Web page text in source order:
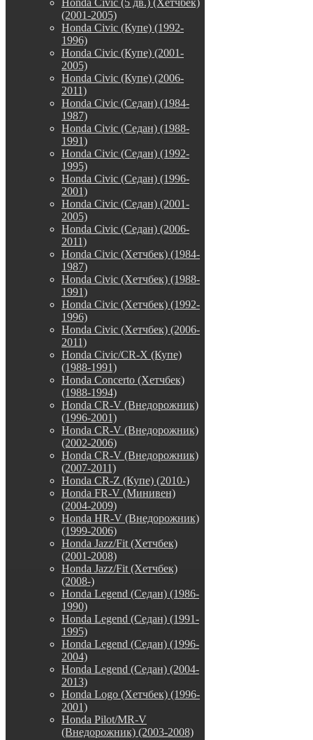
(2001-2005)
Honda Civic (Купе) (1992-
1996)
Honda Civic (Купе) (2001-
2005)
Honda Civic (Купе) (2006-
2011)
Honda Civic (Седан) (1984-
1987)
Honda Civic (Седан) (1988-
1991)
Honda Civic (Седан) (1992-
1995)
Honda Civic (Седан) (1996-
2001)
Honda Civic (Седан) (2001-
2005)
Honda Civic (Седан) (2006-
2011)
Honda Civic (Хетчбек) (1984-
1987)
Honda Civic (Хетчбек) (1988-
1991)
Honda Civic (Хетчбек) (1992-
1996)
Honda Civic (Хетчбек) (2006-
2011)
Honda Civic/CR-X (Купе)
(1988-1991)
Honda Concerto (Хетчбек)
(1988-1994)
Honda CR-V (Внедорожник)
(1996-2001)
Honda CR-V (Внедорожник)
(2002-2006)
Honda CR-V (Внедорожник)
(2007-2011)
Honda CR-Z (Купе) (2010-)
Honda FR-V (Минивен)
(2004-2009)
Honda HR-V (Внедорожник)
(1999-2006)
Honda Jazz/Fit (Хетчбек)
(2001-2008)
Honda Jazz/Fit (Хетчбек)
(2008-)
Honda Legend (Седан) (1986-
1990)
Honda Legend (Седан) (1991-
1995)
Honda Legend (Седан) (1996-
2004)
Honda Legend (Седан) (2004-
2013)
Honda Logo (Хетчбек) (1996-
2001)
Honda Pilot/MR-V
(Внедорожник) (2003-2008)